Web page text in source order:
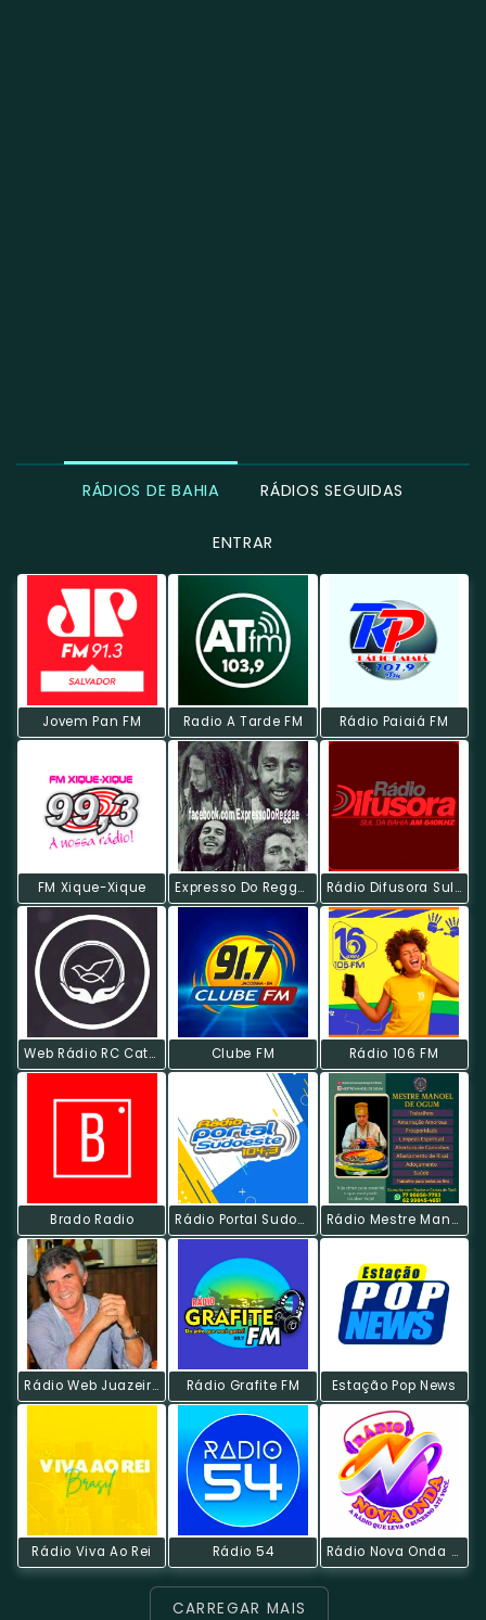
RÁDIOS DE BAHIA RÁDIOS SEGUIDAS
ENTRAR
Jovem Pan FM Radio A Tarde FM Rádio Paiaiá FM
FM Xique-Xique Expresso Do Reggae Rádio Difusora Sul Da Bahia
Web Rádio RC Católica De Poços Clube FM Rádio 106 FM
Brado Radio Rádio Portal Sudoeste Rádio Mestre Manoel
Rádio Web Juazeiro Rádio Grafite FM Estação Pop News
Rádio Viva Ao Rei Rádio 54 Rádio Nova Onda Salvador
CARREGAR MAIS